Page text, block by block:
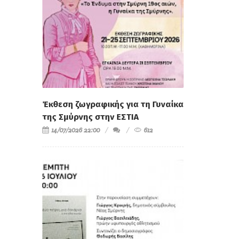
Έκθεση ζωγραφικής για τη Γυναίκα
της Σμύρνης στην ΕΣΤΙΑ
14/07/2026 22:00 612